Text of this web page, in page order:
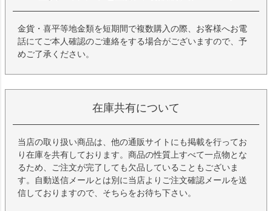
金貨・喜平等地金類を短期間で複数購入の際、お客様へお電
話にてご本人確認のご連絡をする場合がございますので、予
めご了承ください。
在庫共有について
当店の取り扱い商品は、他の通販サイトにも掲載を行ってお
り在庫を共有しております。商品の性質上すべて一点物とな
るため、ご注文が完了しても欠品していることもございま
す。自動送信メールとは別に当店よりご注文確認メールを送
信しておりますので、そちらをお待ち下さい。